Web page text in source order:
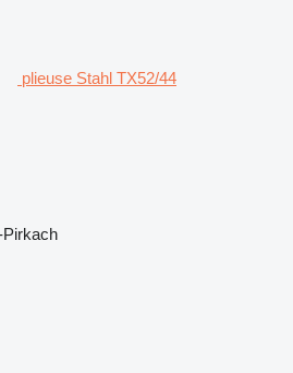
plieuse Stahl TX52/44